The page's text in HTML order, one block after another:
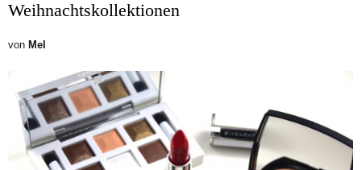
Weihnachtskollektionen
von Mel